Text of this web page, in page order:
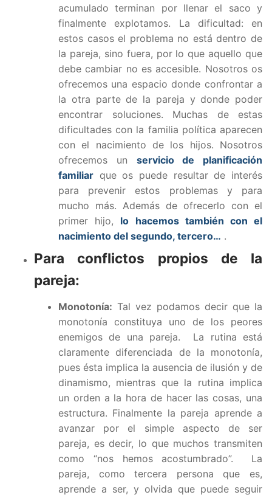
acumulado terminan por llenar el saco y
finalmente explotamos. La dificultad: en
estos casos el problema no está dentro de
la pareja, sino fuera, por lo que aquello que
debe cambiar no es accesible. Nosotros os
ofrecemos una espacio donde confrontar a
la otra parte de la pareja y donde poder
encontrar soluciones. Muchas de estas
dificultades con la familia política aparecen
con el nacimiento de los hijos. Nosotros
ofrecemos un servicio de planificación
familiar que os puede resultar de interés
para prevenir estos problemas y para
mucho más. Además de ofrecerlo con el
primer hijo, lo hacemos también con el
nacimiento del segundo, tercero… .
Para conflictos propios de la
pareja:
Monotonía: Tal vez podamos decir que la
monotonía constituya uno de los peores
enemigos de una pareja. La rutina está
claramente diferenciada de la monotonía,
pues ésta implica la ausencia de ilusión y de
dinamismo, mientras que la rutina implica
un orden a la hora de hacer las cosas, una
estructura. Finalmente la pareja aprende a
avanzar por el simple aspecto de ser
pareja, es decir, lo que muchos transmiten
como “nos hemos acostumbrado”. La
pareja, como tercera persona que es,
aprende a ser, y olvida que puede seguir